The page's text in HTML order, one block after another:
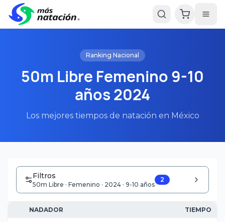
Ranking Nacional
50m Libre Femenino 9-10
años 2024
Los mejores tiempos de natación en México
Filtros
50m Libre · Femenino · 2024 · 9-10 años
2
NADADOR TIEMPO